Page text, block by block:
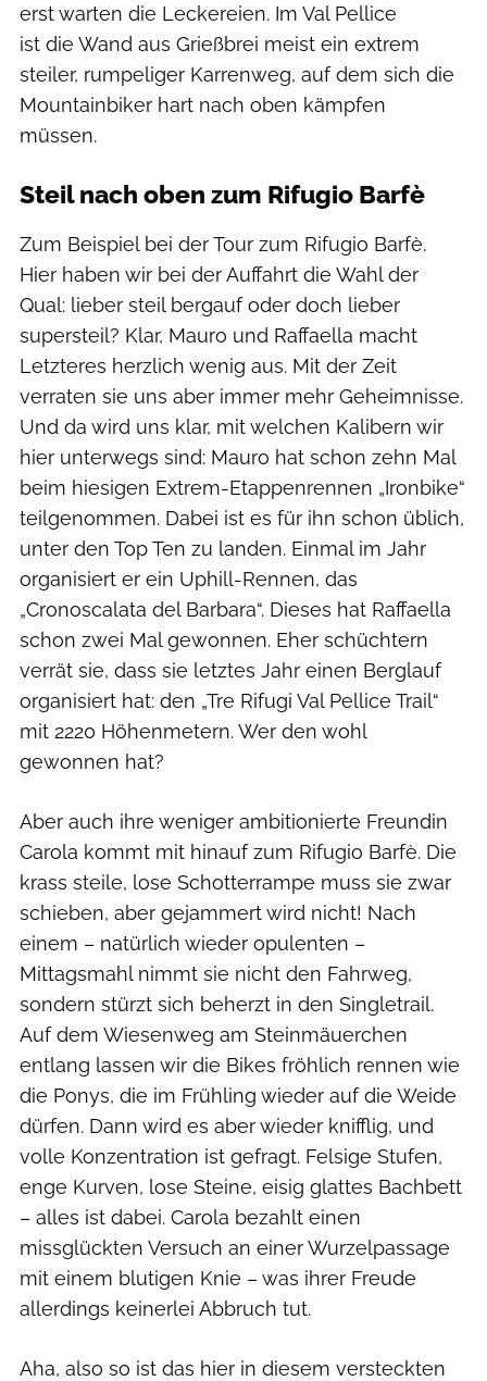
erst warten die Leckereien. Im Val Pellice
ist die Wand aus Grießbrei meist ein extrem
steiler, rumpeliger Karrenweg, auf dem sich die
Mountainbiker hart nach oben kämpfen
müssen.
Steil nach oben zum Rifugio Barfè
Zum Beispiel bei der Tour zum Rifugio Barfè.
Hier haben wir bei der Auffahrt die Wahl der
Qual: lieber steil bergauf oder doch lieber
supersteil? Klar, Mauro und Raffaella macht
Letzteres herzlich wenig aus. Mit der Zeit
verraten sie uns aber immer mehr Geheimnisse.
Und da wird uns klar, mit welchen Kalibern wir
hier unterwegs sind: Mauro hat schon zehn Mal
beim hiesigen Extrem-Etappenrennen „Ironbike“
teilgenommen. Dabei ist es für ihn schon üblich,
unter den Top Ten zu landen. Einmal im Jahr
organisiert er ein Uphill-Rennen, das
„Cronoscalata del Barbara“. Dieses hat Raffaella
schon zwei Mal gewonnen. Eher schüchtern
verrät sie, dass sie letztes Jahr einen Berglauf
organisiert hat: den „Tre Rifugi Val Pellice Trail“
mit 2220 Höhenmetern. Wer den wohl
gewonnen hat?
Aber auch ihre weniger ambitionierte Freundin
Carola kommt mit hinauf zum Rifugio Barfè. Die
krass steile, lose Schotterrampe muss sie zwar
schieben, aber gejammert wird nicht! Nach
einem – natürlich wieder opulenten –
Mittagsmahl nimmt sie nicht den Fahrweg,
sondern stürzt sich beherzt in den Singletrail.
Auf dem Wiesenweg am Steinmäuerchen
entlang lassen wir die Bikes fröhlich rennen wie
die Ponys, die im Frühling wieder auf die Weide
dürfen. Dann wird es aber wieder knifflig, und
volle Konzentration ist gefragt. Felsige Stufen,
enge Kurven, lose Steine, eisig glattes Bachbett
– alles ist dabei. Carola bezahlt einen
missglückten Versuch an einer Wurzelpassage
mit einem blutigen Knie – was ihrer Freude
allerdings keinerlei Abbruch tut.
Aha, also so ist das hier in diesem versteckten